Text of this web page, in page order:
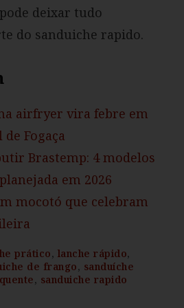
deixar tudo
do sanduiche rapido.
airfryer vira febre em
de Fogaça
Brastemp: 4 modelos
em 2026
mocotó que celebram
prático, lanche rápido,
de frango, sanduíche
, sanduiche rapido